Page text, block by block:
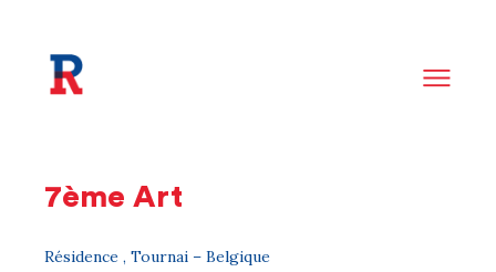
7ème Art
Résidence , Tournai – Belgique